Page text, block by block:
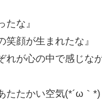
たな』
笑顔が生まれたな』
れが心の中で感じなが
たたかい空気(*´ω｀*)